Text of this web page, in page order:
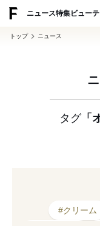
ニュース特集ビューテ
トップ ニュース
タグ「
#クリーム